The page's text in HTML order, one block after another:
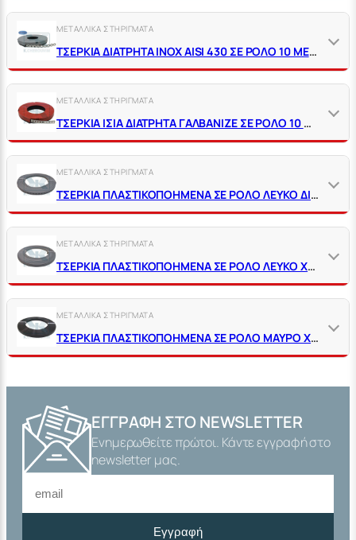
ΜΕΤΑΛΛΙΚΑ ΣΤΗΡΙΓΜΑΤΑ
ΤΣΕΡΚΙΑ ΔΙΑΤΡΗΤΑ ΙΝΟΧ AISI 430 ΣΕ ΡΟΛΟ 10 ΜΕΤΡΩΝ
ΜΕΤΑΛΛΙΚΑ ΣΤΗΡΙΓΜΑΤΑ
ΤΣΕΡΚΙΑ ΙΣΙΑ ΔΙΑΤΡΗΤΑ ΓΑΛΒΑΝΙΖΕ ΣΕ ΡΟΛΟ 10 ΜΕΤΡΩΝ
ΜΕΤΑΛΛΙΚΑ ΣΤΗΡΙΓΜΑΤΑ
ΤΣΕΡΚΙΑ ΠΛΑΣΤΙΚΟΠΟΗΜΕΝΑ ΣΕ ΡΟΛΟ ΛΕΥΚΟ ΔΙΑΤΡΗΤΟ 20 ΜΕΤΡΩΝ
ΜΕΤΑΛΛΙΚΑ ΣΤΗΡΙΓΜΑΤΑ
ΤΣΕΡΚΙΑ ΠΛΑΣΤΙΚΟΠΟΗΜΕΝΑ ΣΕ ΡΟΛΟ ΛΕΥΚΟ ΧΩΡΙΣ ΤΡΥΠΕΣ 20 ΜΕΤΡΩΝ
ΜΕΤΑΛΛΙΚΑ ΣΤΗΡΙΓΜΑΤΑ
ΤΣΕΡΚΙΑ ΠΛΑΣΤΙΚΟΠΟΗΜΕΝΑ ΣΕ ΡΟΛΟ ΜΑΥΡΟ ΧΩΡΙΣ ΤΡΥΠΕΣ 25 ΜΕΤΡΩΝ
ΕΓΓΡΑΦΉ ΣΤΟ NEWSLETTER
Ενημερωθείτε πρώτοι. Κάντε εγγραφή στο
newsletter μας.
Εγγραφή